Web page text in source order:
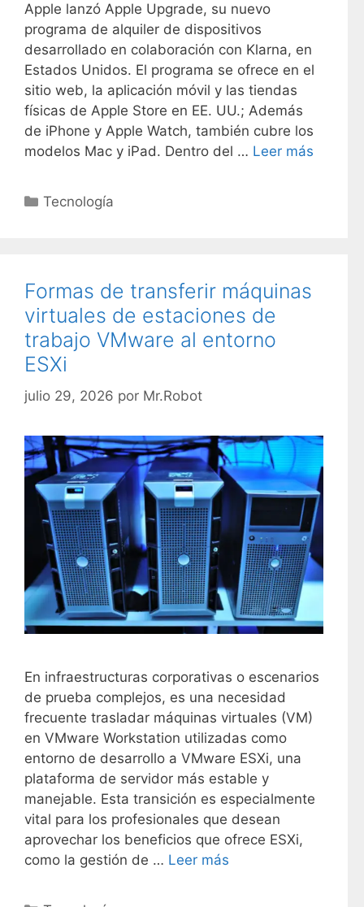
Apple lanzó Apple Upgrade, su nuevo
programa de alquiler de dispositivos
desarrollado en colaboración con Klarna, en
Estados Unidos. El programa se ofrece en el
sitio web, la aplicación móvil y las tiendas
físicas de Apple Store en EE. UU.; Además
de iPhone y Apple Watch, también cubre los
modelos Mac y iPad. Dentro del … Leer más
C
o
r
í
a
Tecnología
Formas de transferir máquinas
virtuales de estaciones de
trabajo VMware al entorno
ESXi
julio 29, 2026 por Mr.Robot
En infraestructuras corporativas o escenarios
de prueba complejos, es una necesidad
frecuente trasladar máquinas virtuales (VM)
en VMware Workstation utilizadas como
entorno de desarrollo a VMware ESXi, una
plataforma de servidor más estable y
manejable. Esta transición es especialmente
vital para los profesionales que desean
aprovechar los beneficios que ofrece ESXi,
como la gestión de … Leer más